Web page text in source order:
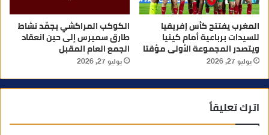
المغرب يفتتح كأس إفريقيا
للسيدات برباعية أمام كينيا
ويتصدر المجموعة الأولى مؤقتا
يوليو 27, 2026
الكوكب المراكشي يجمّد نشاط
طارق سميرس إلى حين انعقاد
الجمع العام المقبل
يوليو 27, 2026
اترك تعليقاً